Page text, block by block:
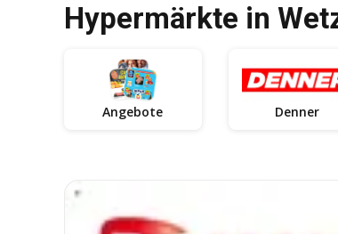
Hypermärkte in
Angebote Denner